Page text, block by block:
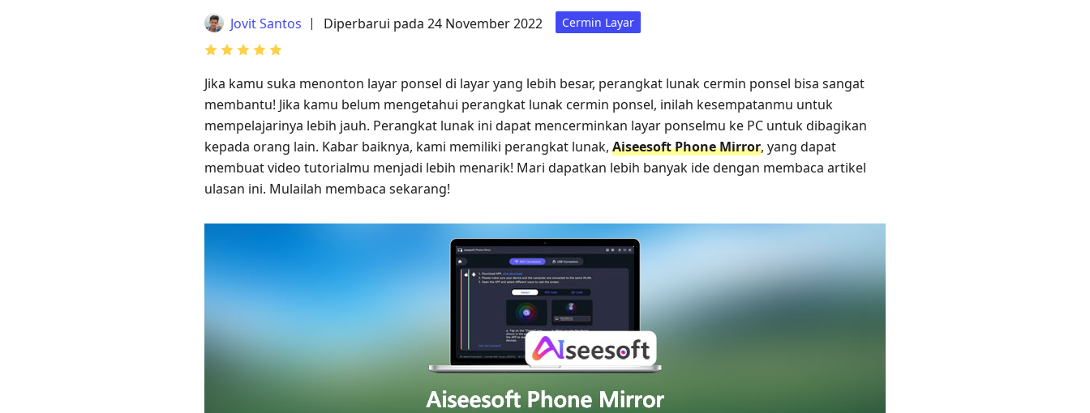
Jovit Santos Diperbarui pada 24 November 2022 Cermin Layar
Jika kamu suka menonton layar ponsel di layar yang lebih besar, perangkat lunak cermin ponsel bisa sangat
membantu! Jika kamu belum mengetahui perangkat lunak cermin ponsel, inilah kesempatanmu untuk
mempelajarinya lebih jauh. Perangkat lunak ini dapat mencerminkan layar ponselmu ke PC untuk dibagikan
kepada orang lain. Kabar baiknya, kami memiliki perangkat lunak, Aiseesoft Phone Mirror, yang dapat
membuat video tutorialmu menjadi lebih menarik! Mari dapatkan lebih banyak ide dengan membaca artikel
ulasan ini. Mulailah membaca sekarang!